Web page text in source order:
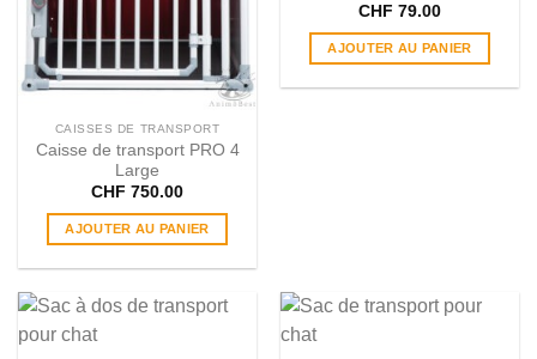
CAISSES DE TRANSPORT
Caisse de transport PRO 4
Large
CHF 750.00
AJOUTER AU PANIER
CHF 79.00
AJOUTER AU PANIER